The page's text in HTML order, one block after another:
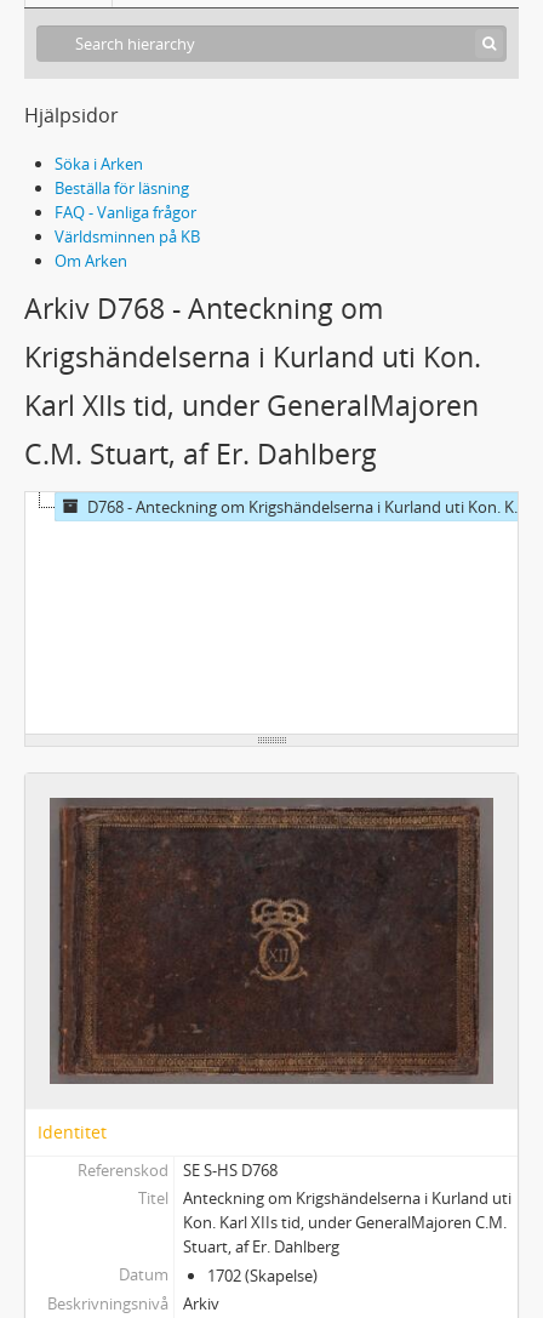
Hjälpsidor
Söka i Arken
Beställa för läsning
FAQ - Vanliga frågor
Världsminnen på KB
Om Arken
Arkiv D768 - Anteckning om
Krigshändelserna i Kurland uti Kon.
Karl XIIs tid, under GeneralMajoren
C.M. Stuart, af Er. Dahlberg
D768 - Anteckning om Krigshändelserna i Kurland uti Kon. Karl XIIs tid, under GeneralMajoren C.M. Stuart, af Er. Dahlberg
Identitet
Referenskod
SE S-HS D768
Titel
Anteckning om Krigshändelserna i Kurland uti
Kon. Karl XIIs tid, under GeneralMajoren C.M.
Stuart, af Er. Dahlberg
Datum
1702 (Skapelse)
Beskrivningsnivå
Arkiv